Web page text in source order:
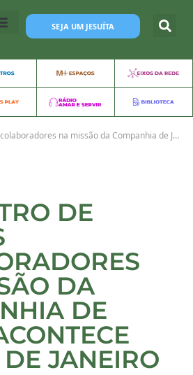
SEJA UM JESUÍTA
na missão da Companhia de Jesus acontece no Rio de Janeiro
DE
DA
DE
JANEIRO